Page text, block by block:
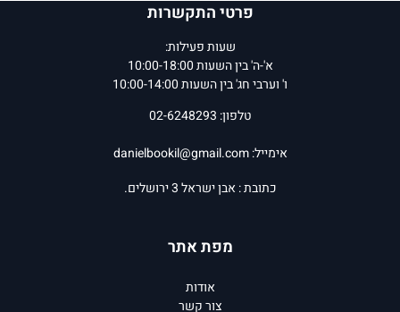
פרטי התקשרות
שעות פעילות:
א'-ה' בין השעות 10:00-18:00
ו' וערבי חג' בין השעות 10:00-14:00
טלפון: 02-6248293
אימייל:danielbookil@gmail.com
כתובת : אבן ישראל 3 ירושלים.
מפת אתר
אודות
צור קשר